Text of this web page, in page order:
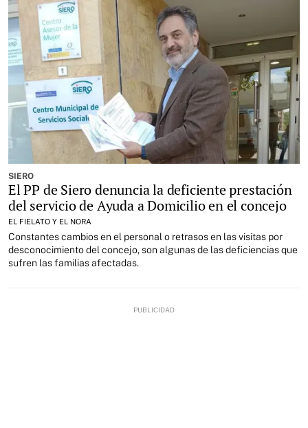
SIERO
El PP de Siero denuncia la deficiente prestación
del servicio de Ayuda a Domicilio en el concejo
EL FIELATO Y EL NORA
Constantes cambios en el personal o retrasos en las visitas por
desconocimiento del concejo, son algunas de las deficiencias que
sufren las familias afectadas.